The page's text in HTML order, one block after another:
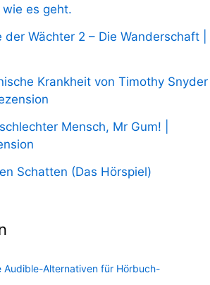
es geht.
der Wächter 2 – Die Wanderschaft |
Krankheit von Timothy Snyder
Mensch, Mr Gum! |
Schatten (Das Hörspiel)
Audible-Alternativen für Hörbuch-